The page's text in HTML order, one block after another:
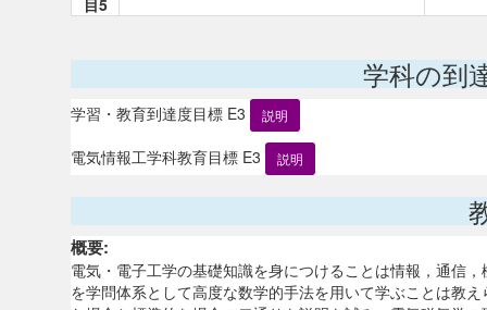
目5
学科の到
学習・教育到達度目標 E3 説明
電気情報工学科教育目標 E3 説明
概要:
電気・電子工学の基礎知識を身につけることは情報，通信
を学問体系として高度な数学的手法を用いて学ぶことは教